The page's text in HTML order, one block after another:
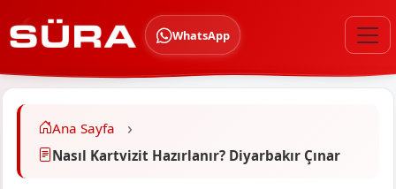
WhatsApp
Ana Sayfa
Nasıl Kartvizit Hazırlanır? Diyarbakır Çınar